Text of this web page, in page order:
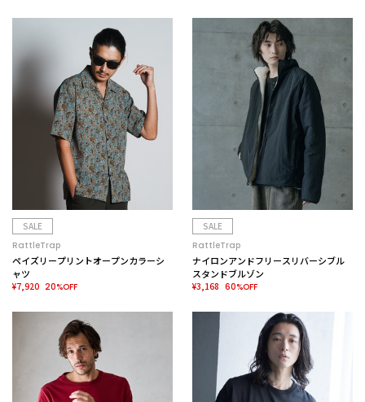
SALE
RattleTrap
ペイズリープリントオープンカラーシ
ャツ
¥7,920 20%OFF
SALE
RattleTrap
ナイロンアンドフリースリバーシブル
スタンドブルゾン
¥3,168 60%OFF